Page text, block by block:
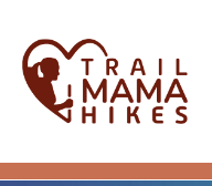
to
content